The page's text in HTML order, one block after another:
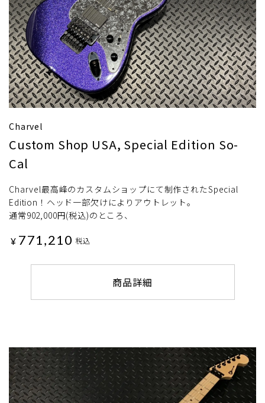
Charvel
Custom Shop USA, Special Edition So-
Cal
Charvel最高峰のカスタムショップにて制作されたSpecial
Edition！ヘッド一部欠けによりアウトレット。
通常902,000円(税込)のところ、
¥ 771,210 税込
商品詳細